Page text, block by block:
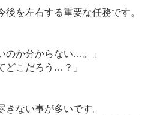
を左右する重要な任務です。
のか分からない…。」
どこだろう…？」
ない事が多いです。